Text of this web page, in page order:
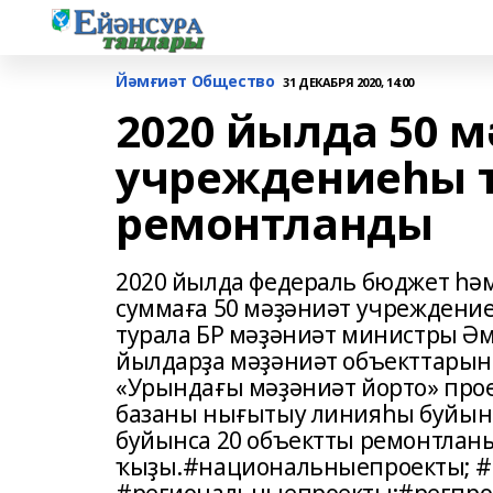
Йәмғиәт Общество 31 ДЕКАБРЯ 2020, 14:00
2020 йылда 50
учреждениеһы
ремонтланды
2020 йылда федераль бюджет
суммаға 50 мәҙәниәт
турала БР мәҙәниәт министры
йылдарҙа мәҙәниәт
«Урындағы мәҙәниәт йорто»
базаны нығытыу линияһы
буйынса 20 объектты
ҡыҙы.#национальныепроекты;